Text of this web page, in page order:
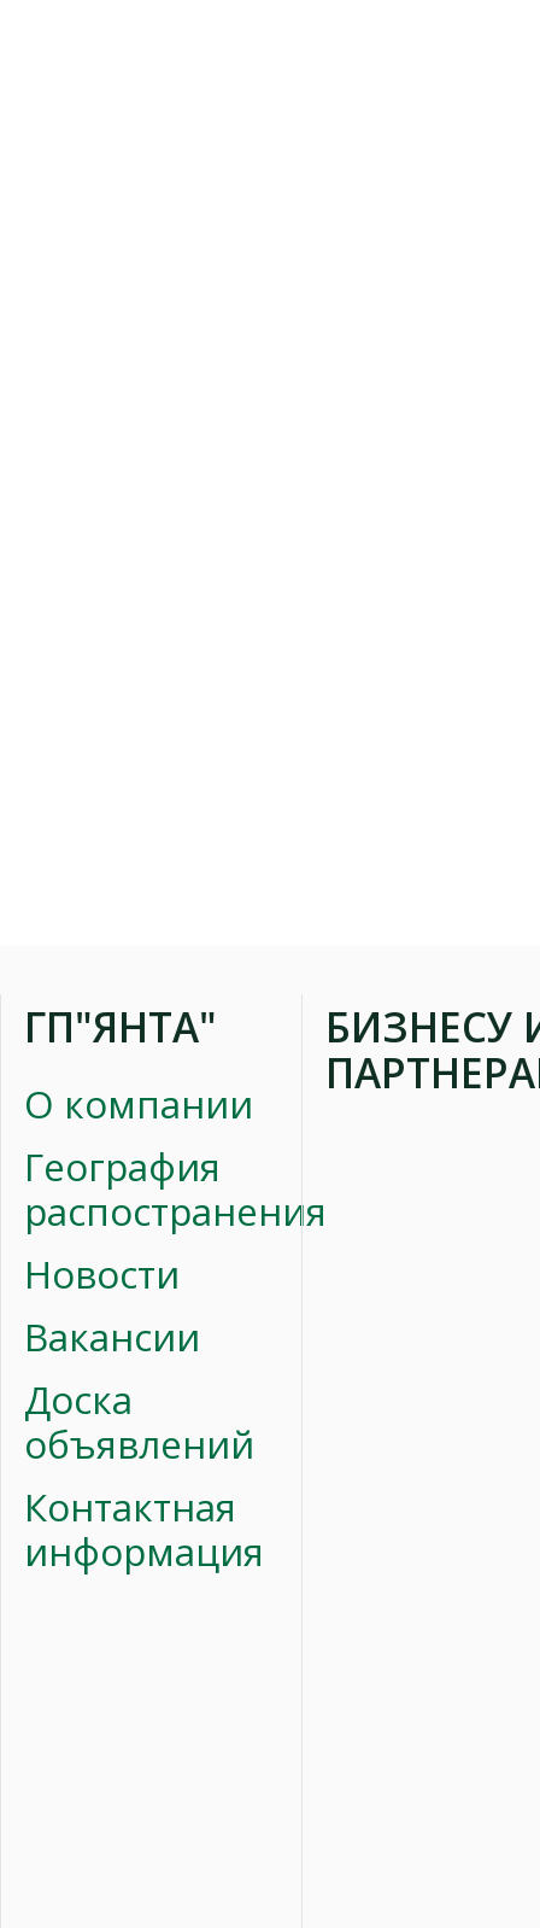
ГП"ЯНТА"
О компании
География
распостранения
Новости
Вакансии
Доска
объявлений
Контактная
информация
БИЗНЕСУ